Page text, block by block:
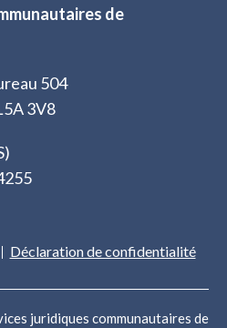
de
504
3V8
Déclaration de confidentialité
juridiques communautaires de